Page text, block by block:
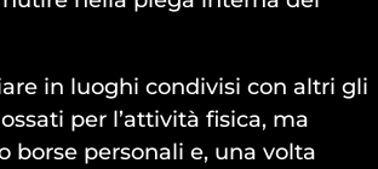
in luoghi condivisi con altri gli
per l’attività fisica, ma
borse personali e, una volta